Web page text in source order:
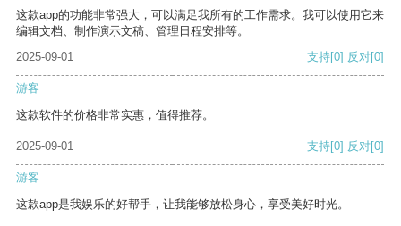
这款app的功能非常强大，可以满足我所有的工作需求。我可以使用它来
编辑文档、制作演示文稿、管理日程安排等。
2025-09-01
支持[0] 反对[0]
游客
这款软件的价格非常实惠，值得推荐。
2025-09-01 支持[0] 反对[0]
游客
这款app是我娱乐的好帮手，让我能够放松身心，享受美好时光。